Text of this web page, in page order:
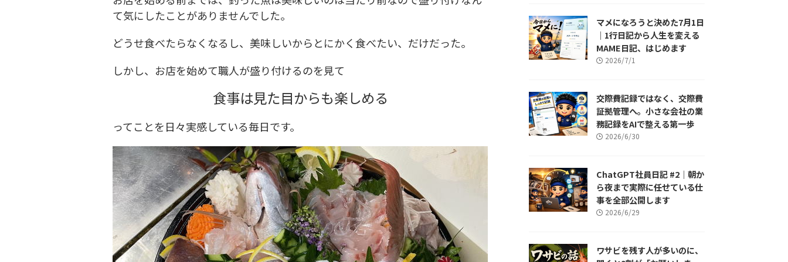
て気にしたことがありませんでした。
どうせ食べたらなくなるし、美味しいからとにかく食べたい、だけだった。
しかし、お店を始めて職人が盛り付けるのを見て
食事は見た目からも楽しめる
ってことを日々実感している毎日です。
マメになろうと決めた7月1日
｜1行日記から人生を変える
MAME日記、はじめます
2026/7/1
交際費記録ではなく、交際費
証拠管理へ。小さな会社の業
務記録をAIで整える第一歩
2026/6/30
ChatGPT社員日記 #2｜朝か
ら夜まで実際に任せている仕
事を全部公開します
2026/6/29
ワサビを残す人が多いのに、